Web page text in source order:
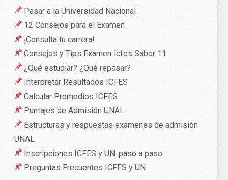
Pasar a la Universidad Nacional
12 Consejos para el Examen
¡Consulta tu carrera!
Consejos y Tips Examen Icfes Saber 11
¿Qué estudiar? ¿Qué repasar?
Interpretar Resultados ICFES
Calcular Promedios ICFES
Puntajes de Admisión UNAL
Estructuras y respuestas exámenes de admisión
UNAL
Inscripciones ICFES y UN: paso a paso
Preguntas Frecuentes ICFES y UN